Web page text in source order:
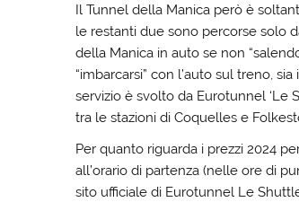
Il Tunnel della Manica però è
le restanti due sono percorse solo
della Manica in auto se non
“imbarcarsi” con l’auto sul treno,
servizio è svolto da Eurotunnel ‘Le
tra le stazioni di Coquelles e
Per quanto riguarda i prezzi 2024
all’orario di partenza (nelle ore di
sito ufficiale di Eurotunnel Le